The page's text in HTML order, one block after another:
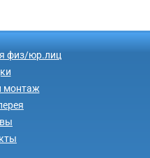
физ/юр.лиц
монтаж